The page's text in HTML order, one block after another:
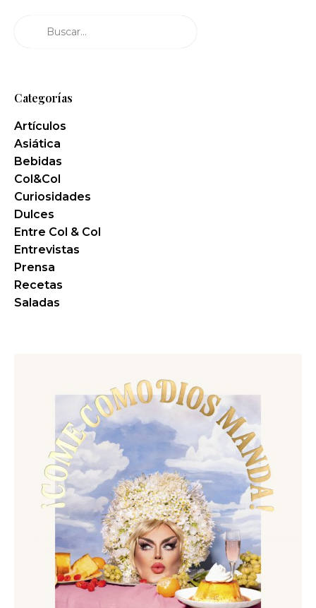
Categorías
Artículos
Asiática
Bebidas
Col&Col
Curiosidades
Dulces
Entre Col & Col
Entrevistas
Prensa
Recetas
Saladas